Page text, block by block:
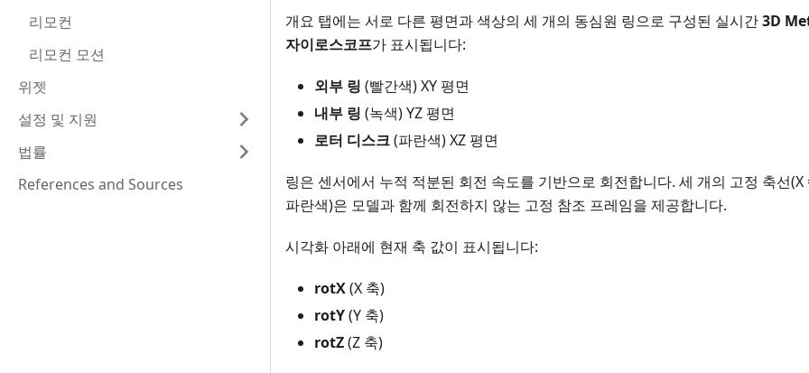
리모컨
리모컨 모션
위젯
설정 및 지원
법률
References and Sources
개요 탭에는 서로 다른 평면과 색상의 세 개의 동심원 링으로 구성된 실시간3D
자이로스코프가 표시됩니다:
외부 링 (빨간색) XY 평면
내부 링 (녹색) YZ 평면
로터 디스크(파란색) XZ 평면
링은 센서에서 누적 적분된 회전 속도를 기반으로 회전합니다. 세 개의 고정 축선(X
파란색)은 모델과 함께 회전하지 않는 고정 참조 프레임을 제공합니다.
시각화 아래에 현재 축 값이 표시됩니다:
rotX(X 축)
rotY(Y 축)
rotZ(Z 축)